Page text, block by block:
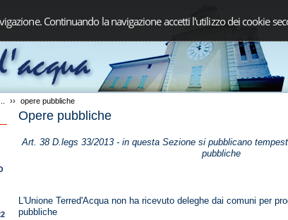
Continuando la navigazione accetti l'utilizzo dei cookie
›› opere pubbliche
Opere pubbliche
Art. 38 D.legs 33/2013 - in questa Sezione si pubblicano
pubbliche
L'Unione Terred'Acqua non ha ricevuto deleghe dai comuni per
pubbliche